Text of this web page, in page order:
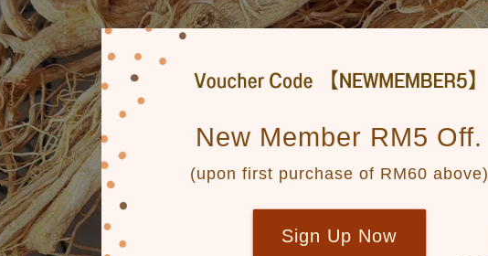
New Member RM5 Off.
(upon first purchase of RM60 above)
Sign Up Now